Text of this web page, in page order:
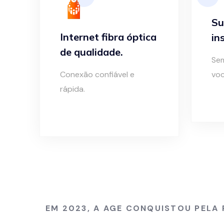
Internet fibra óptica
de qualidade.
Conexão confiável e
rápida.
EM 2023, A AGE CONQUISTOU PELA